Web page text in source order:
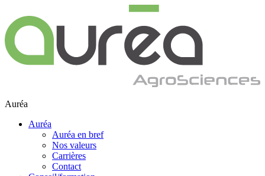
Auréa
Auréa
Auréa en bref
Nos valeurs
Carrières
Contact